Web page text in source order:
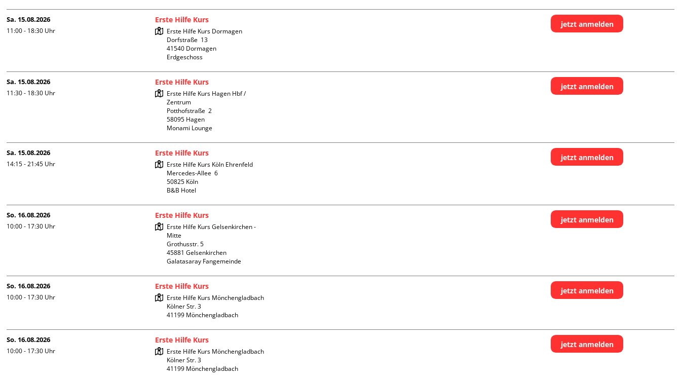
Sa. 15.08.2026
11:00 - 18:30 Uhr
Erste Hilfe Kurs
Erste Hilfe Kurs Dormagen
Dorfstraße  13
41540 Dormagen
Erdgeschoss
jetzt anmelden
Sa. 15.08.2026
11:30 - 18:30 Uhr
Erste Hilfe Kurs
Erste Hilfe Kurs Hagen Hbf /
Zentrum
Potthofstraße  2
58095 Hagen
Monami Lounge
jetzt anmelden
Sa. 15.08.2026
14:15 - 21:45 Uhr
Erste Hilfe Kurs
Erste Hilfe Kurs Köln Ehrenfeld
Mercedes-Allee  6
50825 Köln
B&B Hotel
jetzt anmelden
So. 16.08.2026
10:00 - 17:30 Uhr
Erste Hilfe Kurs
Erste Hilfe Kurs Gelsenkirchen -
Mitte
Grothusstr. 5
45881 Gelsenkirchen
Galatasaray Fangemeinde
jetzt anmelden
So. 16.08.2026
10:00 - 17:30 Uhr
Erste Hilfe Kurs
Erste Hilfe Kurs Mönchengladbach
Kölner Str. 3
jetzt anmelden
So. 16.08.2026
10:00 - 17:30 Uhr
Erste Hilfe Kurs
Erste Hilfe Kurs Mönchengladbach
Kölner Str. 3
jetzt anmelden